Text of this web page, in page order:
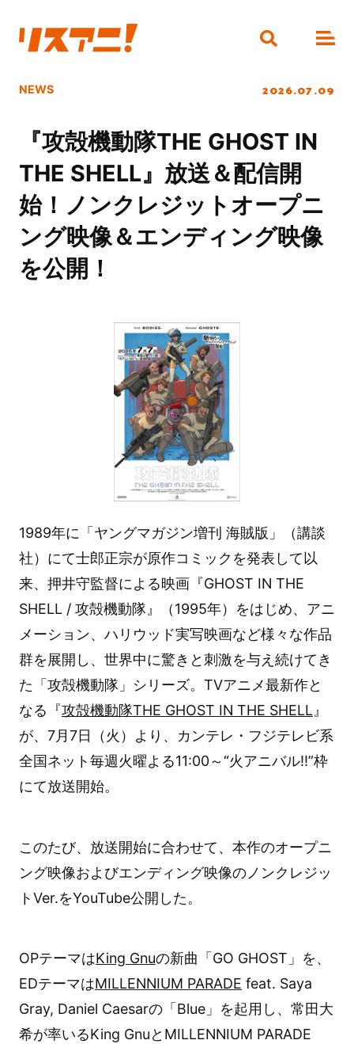
NEWS 2026.07.09
『攻殻機動隊THE GHOST IN
THE SHELL』放送＆配信開
始！ノンクレジットオープニ
ング映像＆エンディング映像
を公開！
1989年に「ヤングマガジン増刊 海賊版」（講談
社）にて士郎正宗が原作コミックを発表して以
来、押井守監督による映画『GHOST IN THE
SHELL / 攻殻機動隊』（1995年）をはじめ、アニ
メーション、ハリウッド実写映画など様々な作品
群を展開し、世界中に驚きと刺激を与え続けてき
た「攻殻機動隊」シリーズ。TVアニメ最新作と
なる『攻殻機動隊THE GHOST IN THE SHELL 』
が、7月7日（火）より、カンテレ・フジテレビ系
全国ネット毎週火曜よる11:00～“火アニバル!!”枠
にて放送開始。
このたび、放送開始に合わせて、本作のオープニ
ング映像およびエンディング映像のノンクレジッ
トVer.をYouTube公開した。
OPテーマはKing Gnuの新曲「GO GHOST」を、
EDテーマはMILLENNIUM PARADE feat. Saya
Gray, Daniel Caesarの「Blue」を起用し、常田大
希が率いるKing GnuとMILLENNIUM PARADE